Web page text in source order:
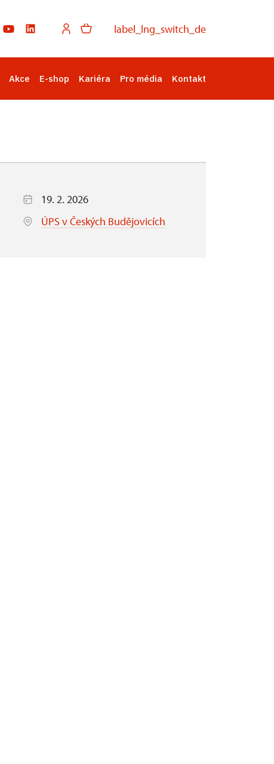
label_lng_switch_de
Akce E-shop Kariéra Pro média Kontakt
19. 2. 2026
ÚPS v Českých Budějovicích